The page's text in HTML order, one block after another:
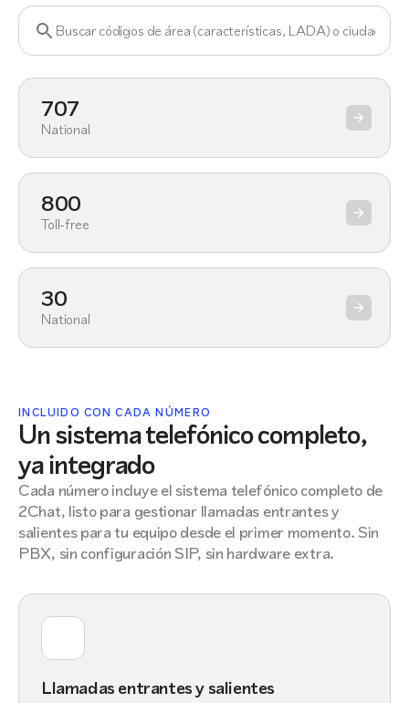
707
National
800
Toll-free
30
National
INCLUIDO CON CADA NÚMERO
Un sistema telefónico completo,
ya integrado
Cada número incluye el sistema telefónico completo de
2Chat, listo para gestionar llamadas entrantes y
salientes para tu equipo desde el primer momento. Sin
PBX, sin configuración SIP, sin hardware extra.
Llamadas entrantes y salientes